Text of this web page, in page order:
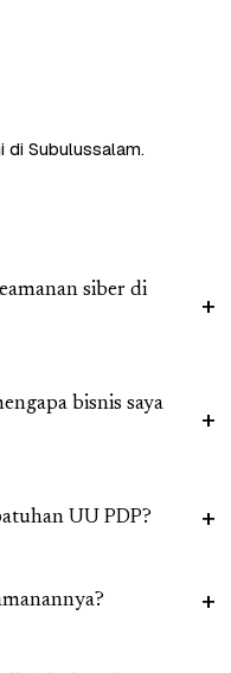
di Subulussalam.
siber di
bisnis saya
UU PDP?